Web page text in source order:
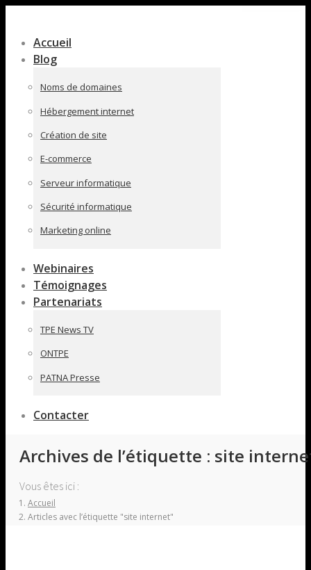
pleine
largeur
Accueil
Blog
Noms de domaines
Hébergement internet
Création de site
E-commerce
Serveur informatique
Sécurité informatique
Marketing online
Webinaires
Témoignages
Partenariats
TPE News TV
ONTPE
PATNA Presse
Contacter
Archives de l’étiquette : site
Vous êtes ici :
Accueil
Articles avec l’étiquette "site internet"